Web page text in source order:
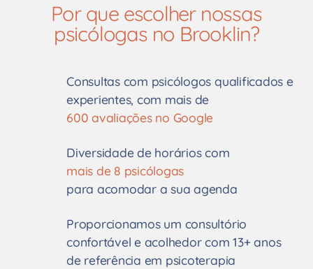
Por que escolher nossas
psicólogas no Brooklin?
Consultas com psicólogos qualificados e
experientes, com mais de
600 avaliações no Google
Diversidade de horários com
mais de 8 psicólogas
para acomodar a sua agenda
Proporcionamos um consultório
confortável e acolhedor com 13+ anos
de referência em psicoterapia